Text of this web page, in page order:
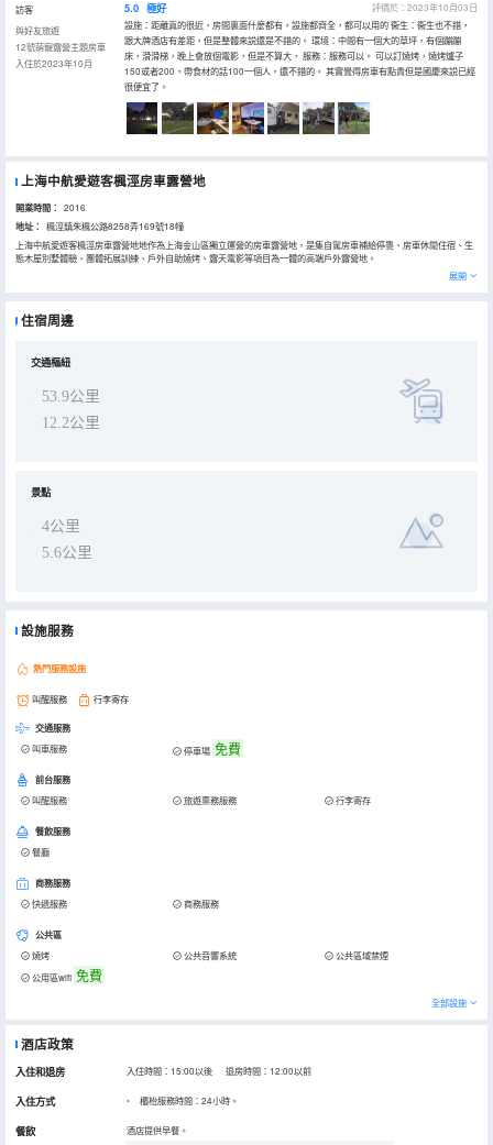
訪客
與好友旅遊
12號萌寵露營主題房車
入住於2023年10月
5.0 極好
評價於：2023年10月03日
設施：距離真的很近，房間裏面什麼都有，設施都齊全，都可以用的 衞生：衞生也不錯，
跟大牌酒店有差距，但是整體來説還是不錯的。 環境：中間有一個大的草坪，有個蹦蹦
床，滑滑梯，晚上會放個電影，但是不算大， 服務：服務可以。 可以訂燒烤，燒烤爐子
150或者200，帶食材的話100一個人，還不錯的。 其實覺得房車有點貴但是國慶來説已經
很便宜了。
上海中航愛遊客楓涇房車露營地
開業時間： 2016
地址：
楓涇鎮朱楓公路8258弄169號18幢
上海中航愛遊客楓涇房車露營地地作為上海金山區獨立運營的房車露營地，是集自駕房車補給停靠、房車休閒住宿、生
態木屋別墅體驗、團體拓展訓練、戶外自助燒烤、露天電影等項目為一體的高端戶外露營地。
營地位於上海的西南門戶、新滬上八景的千年歷史文化名鎮-----楓涇古鎮中國農民畫村景區。周邊業態豐富，配套設施
齊全，土菜精做的農家餐飲、風景宜人的休閒垂釣、安全衞生的生態採摘，一應俱全。交通便利，東與松江新浜相連，
畫村景區的又一亮點佳作。整個營地佔地12.7畝，共有18個營位，其中3個自駕營位，3棟獨立別墅木屋，並設置了木
澳洲技術,極具代表性的中國製造本土品牌-----金山瑞萊克斯；及常州帝盛兩大知名品牌。車長8米，冰箱、空調、盥洗
設備齊全，內飾舒適，別具風格，每台車能做到一車一風格的視覺效果。令所有參觀者感到走進營地的每處都是一種嚮
往；讓所有入住者，都帶着愉悅的心情享受着營地的每一寸泥土與花草的環繞。
展開
住宿周邊
交通樞紐
53.9公里
12.2公里
景點
4公里
5.6公里
設施服務
熱門服務設施
叫醒服務 行李寄存
交通服務
叫車服務 停車場 免費
前台服務
叫醒服務 旅遊票務服務 行李寄存
餐飲服務
餐廳
商務服務
快遞服務 商務服務
公共區
燒烤 公共音響系統
公共區域禁煙
公用區wifi 免費
全部設施
酒店政策
入住和退房 入住時間：15:00以後 退房時間：12:00以前
入住方式 櫃枱服務時間：24小時。
餐飲 酒店提供早餐。